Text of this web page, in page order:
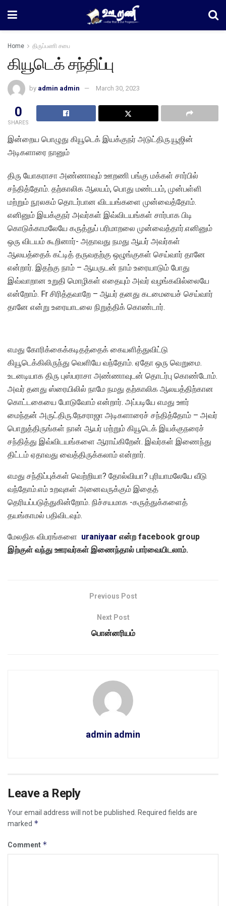
Home திருப்பணி சபை
கியூடெக் சந்திப்பு
by admin admin March 30, 2023
0
SHARES
இன்றைய பொழுது கியூடெக் இயக்குநர் அடுட்திரு.யூஜின்
அடிகளாரை நானும்
திரு யோகராசா அண்ணாவும் ஊறணி பங்கு மக்கள் சார்பில்
சந்தித்தோம். தற்காலிக ஆலயம், பொது மண்டபம், முன்பள்ளி
மற்றும் நூலகம் தொடர்பான விடயங்களை முன்வைத்தோம்.
எனினும் இயக்குநர் அவர்கள் இவ்விடயங்கள் சார்பாக பிடி
கொடுக்காமலேயே கருத்துப் பரிமாறலை முன்வைத்தார்.எனினும்
ஒரு விடயம் கூறினார்- அதாவது நமது ஆயர் அவர்கள்
ஆலயத்தைக் கட்டித் தருவதற்கு ஒழுங்குகள் செய்வார் தானே
என்றார். இதற்கு நாம் – ஆயருடன் நாம் உரையாடும் போது
இவ்வாறான உறுதி மொழிகள் எதையும் அவர் வழங்கவில்லையே
என்றோம். Fr சிரித்தவாறே – ஆயர் தனது கடமையைச் செய்வார்
தானே என்று உரையாடலை நிறுத்திக் கொண்டார்.
எமது கோரிக்கைக்கடிதத்தைக் கையளித்துவிட்டு
கியூடெக்கிலிருந்து வெளியே வந்தோம். ஏதோ ஒரு வெறுமை.
உடனடியாக திரு புஸ்பராசா அண்ணாவுடன் தொடர்பு கொண்டோம்.
அவர் தனது ஸ்ரையிலில் நாமே நமது தற்காலிக ஆலயத்திற்கான
கொட்டகையை போடுவோம் என்றார். அப்படியே எமது ஊர்
மைந்தன் அருட்திரு.நேசராஜா அடிகளாரைச் சந்தித்தோம் – அவர்
பொறுத்திருங்கள் நான் ஆயர் மற்றும் கியூடெக் இயக்குநரைச்
சந்தித்து இவ்விடயங்களை ஆராய்கிறேன். இவர்கள் இணைந்து
திட்டம் ஏதாவது வைத்திருக்கலாம் என்றார்.
எமது சந்திப்புக்கள் வெற்றியா? தோல்வியா? புரியாமலேயே வீடு
வந்தோம்.எம் உறவுகள் அனைவருக்கும் இதைத்
தெரியப்படுத்துகின்றோம். நிச்சயமாக -கருத்துக்களைத்
தயங்காமல் பதிவிடவும்.
மேலதிக விபரங்களை uraniyaar என்ற facebook group
இற்குள் வந்து ஊரவர்கள் இணைந்தால் பார்வையிடலாம்.
Previous Post
Next Post
பொன்னரியம்
admin admin
Leave a Reply
Your email address will not be published.
Required fields are
marked *
Comment *